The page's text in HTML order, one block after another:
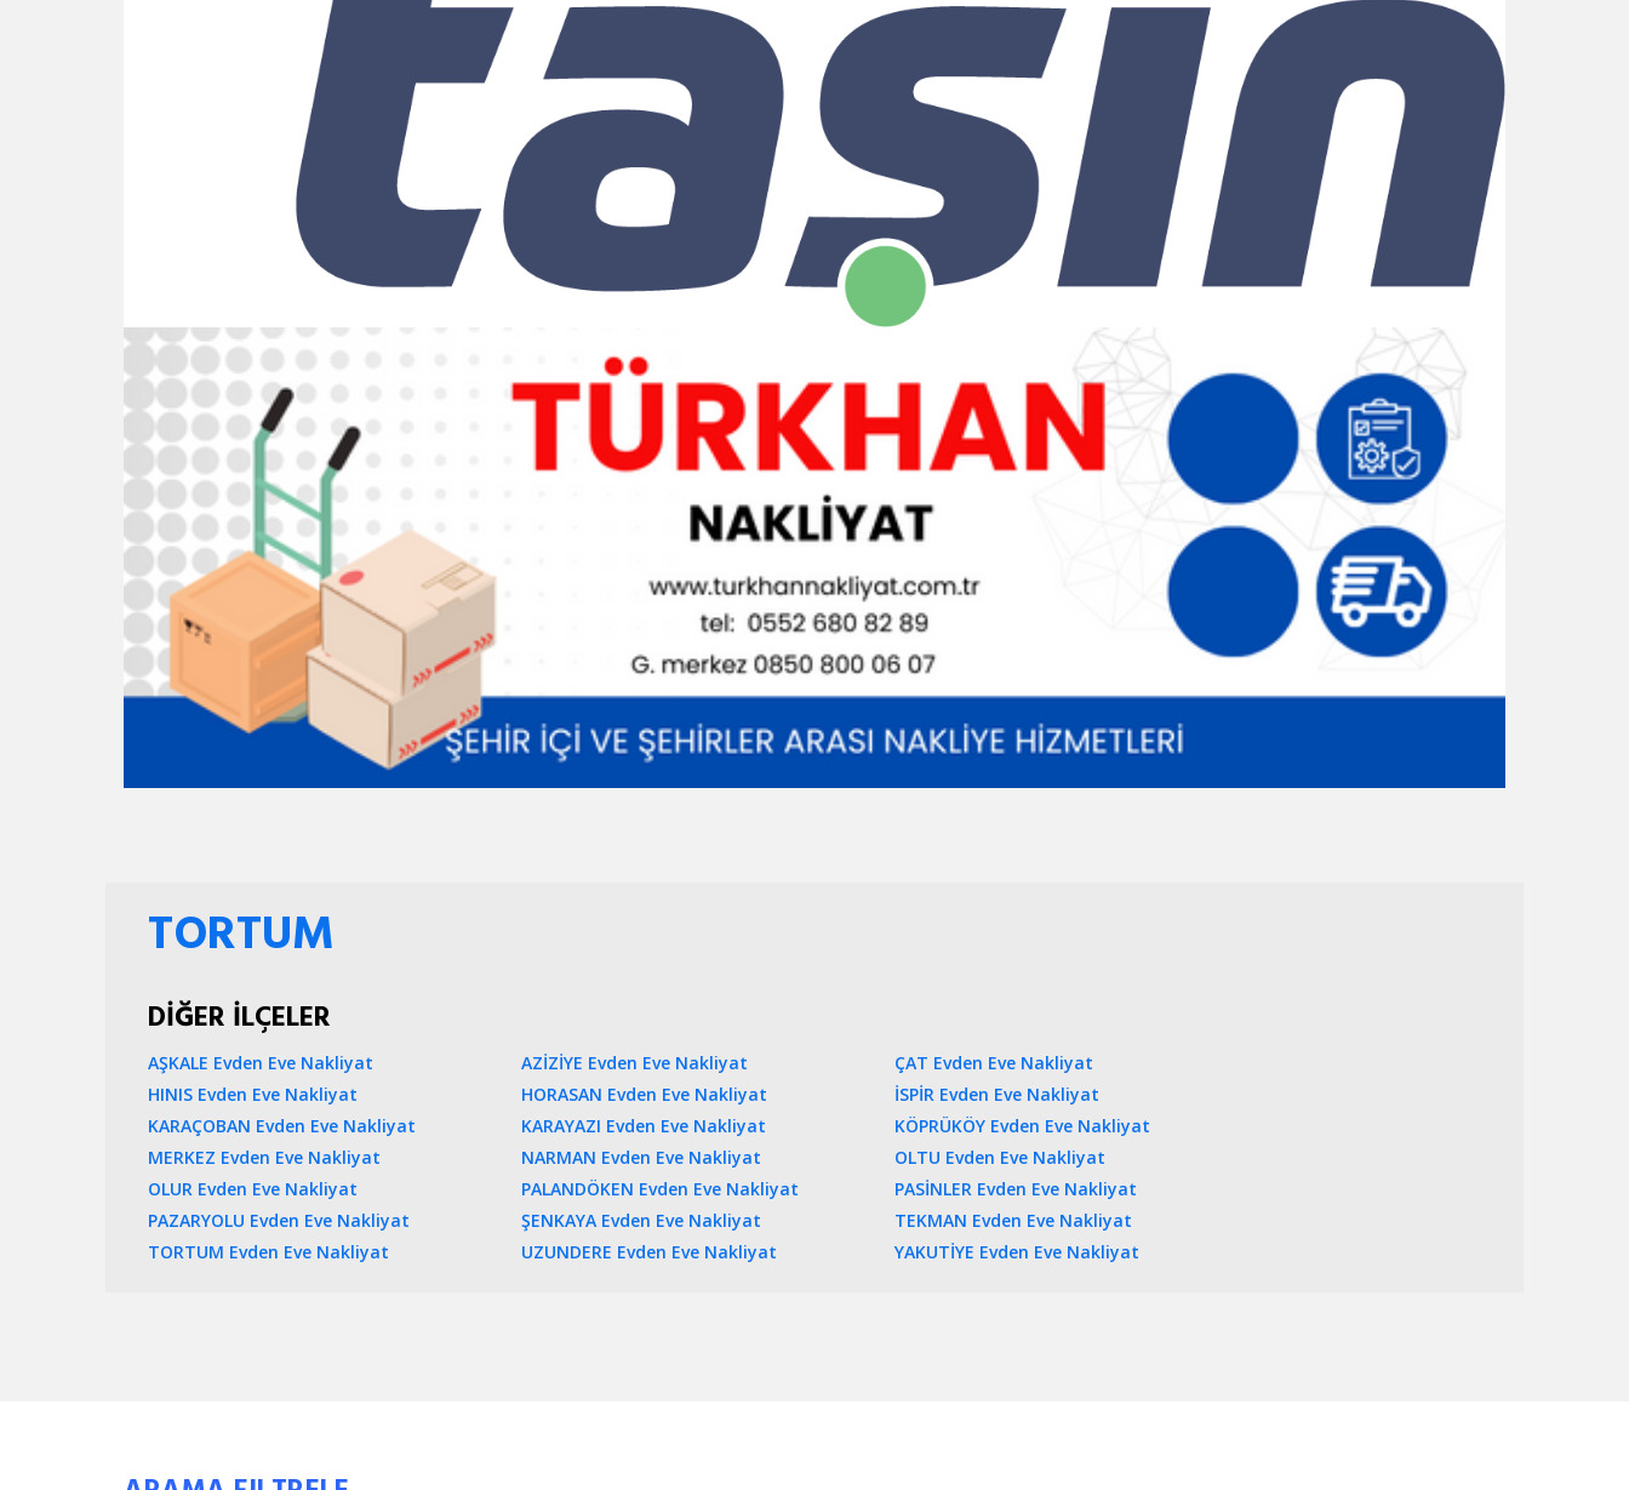
TORTUM
DİĞER İLÇELER
AŞKALE Evden Eve Nakliyat AZİZİYE Evden Eve Nakliyat
ÇAT Evden Eve Nakliyat
HINIS Evden Eve Nakliyat
HORASAN Evden Eve Nakliyat
İSPİR Evden Eve Nakliyat
KARAÇOBAN Evden Eve Nakliyat
KARAYAZI Evden Eve Nakliyat
KÖPRÜKÖY Evden Eve Nakliyat
MERKEZ Evden Eve Nakliyat
NARMAN Evden Eve Nakliyat
OLTU Evden Eve Nakliyat
OLUR Evden Eve Nakliyat
PALANDÖKEN Evden Eve Nakliyat
PASİNLER Evden Eve Nakliyat
PAZARYOLU Evden Eve Nakliyat
ŞENKAYA Evden Eve Nakliyat
TEKMAN Evden Eve Nakliyat
TORTUM Evden Eve Nakliyat
UZUNDERE Evden Eve Nakliyat YAKUTİYE Evden Eve Nakliyat